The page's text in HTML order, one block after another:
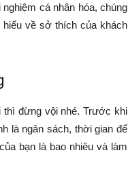
cá nhân hóa, chúng
về sở thích của khách
thì đừng vội nhé. Trước khi
là ngân sách, thời gian để
bạn là bao nhiêu và làm